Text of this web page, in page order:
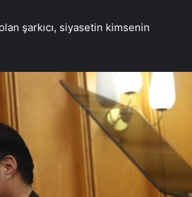
şarkıcı, siyasetin kimsenin